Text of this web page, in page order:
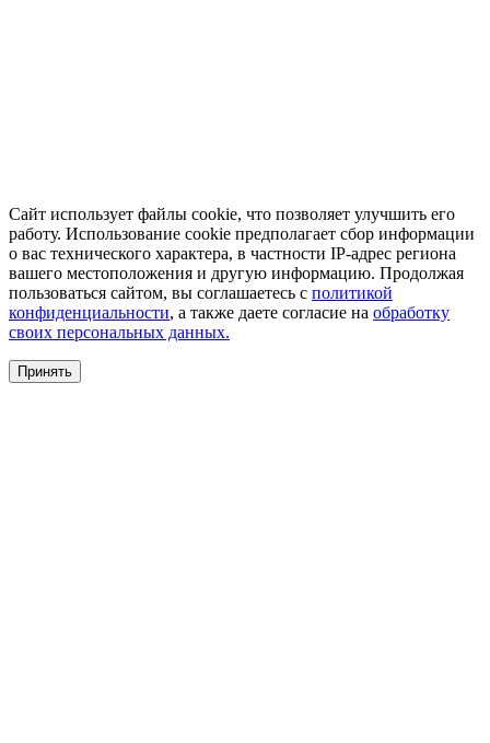
Сайт использует файлы cookie, что позволяет улучшить его
работу. Использование cookie предполагает сбор информации
о вас технического характера, в частности IP-адрес региона
вашего местоположения и другую информацию. Продолжая
пользоваться сайтом, вы соглашаетесь с политикой
конфиденциальности, а также даете согласие на обработку
своих персональных данных.
Принять